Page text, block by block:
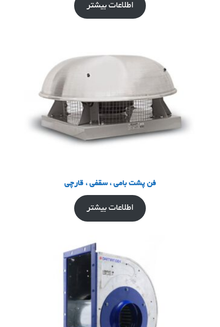
اطلاعات بیشتر
فن پشت بامی ، سقفی ، قارچی
اطلاعات بیشتر